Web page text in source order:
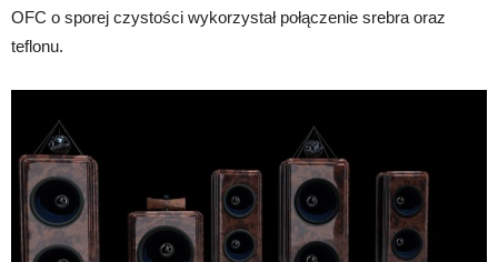
OFC o sporej czystości wykorzystał połączenie srebra oraz
teflonu.